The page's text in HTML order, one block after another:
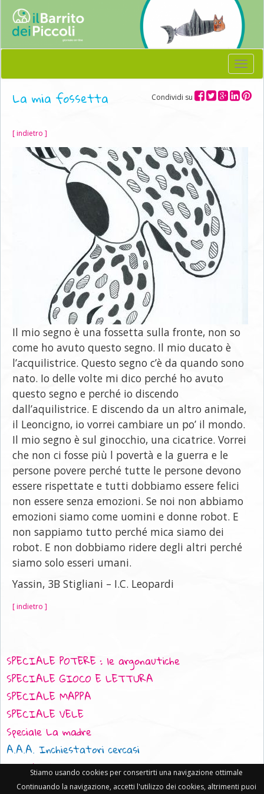
Stiamo usando cookies per consertirti una navigazione ottimale
Continuando la navigazione, accetti l'utilizzo dei cookies, altrimenti puoi
Menu
Condividi su
La mia fossetta
[ indietro ]
Il mio segno è una fossetta sulla fronte, non so
come ho avuto questo segno. Il mio ducato è
l’acquilistrice. Questo segno c’è da quando sono
nato. Io delle volte mi dico perché ho avuto
questo segno e perché io discendo
dall’aquilistrice. E discendo da un altro animale,
il Leoncigno, io vorrei cambiare un po’ il mondo.
Il mio segno è sul ginocchio, una cicatrice. Vorrei
che non ci fosse più l povertà e la guerra e le
persone povere perché tutte le persone devono
essere rispettate e tutti dobbiamo essere felici
non essere senza emozioni. Se noi non abbiamo
emozioni siamo come uomini e donne robot. E
non sappiamo tutto perché mica siamo dei
robot. E non dobbiamo ridere degli altri perché
siamo solo esseri umani.
Yassin, 3B Stigliani – I.C. Leopardi
[ indietro ]
SPECIALE POTERE : le argonautiche
SPECIALE GIOCO E LETTURA
SPECIALE MAPPA
SPECIALE VELE
Speciale La madre
A.A.A. Inchiestatori cercasi
L'uscita dalla Caverna
Di necessità virtù